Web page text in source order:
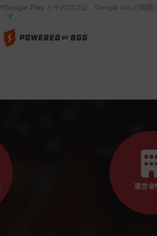
※Google Play とそのロゴは、Google Inc.の商標
す。
運営者